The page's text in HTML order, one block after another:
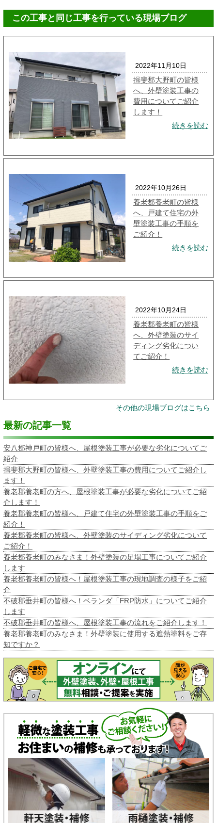
この工事と同じ工事を行っている現場ブログ
2022年11月10日
揖斐郡大野町の皆様
へ、外壁塗装工事の
費用についてご紹介
します！
続きを読む
2022年10月26日
養老郡養老町の皆様
へ、戸建て住宅の外
壁塗装工事の手順を
ご紹介！
続きを読む
2022年10月24日
養老郡養老町の皆様
へ、外壁塗装のサイ
ディング劣化につい
てご紹介！
続きを読む
その他の現場ブログはこちら
最新の記事一覧
安八郡神戸町の皆様へ、屋根塗装工事が必要な劣化についてご
紹介
揖斐郡大野町の皆様へ、外壁塗装工事の費用についてご紹介し
ます！
養老郡養老町の方へ、屋根塗装工事が必要な劣化についてご紹
介します！
養老郡養老町の皆様へ、戸建て住宅の外壁塗装工事の手順をご
紹介！
養老郡養老町の皆様へ、外壁塗装のサイディング劣化について
ご紹介！
養老郡養老町のみなさま！外壁塗装の足場工事についてご紹介
します
養老郡養老町の皆様へ！屋根塗装工事の現地調査の様子をご紹
介
不破郡垂井町の皆様へ！ベランダ「FRP防水」についてご紹介
します
不破郡垂井町の皆様へ、屋根塗装工事の流れをご紹介します！
養老郡養老町のみなさま！外壁塗装に使用する遮熱塗料をご存
知ですか？